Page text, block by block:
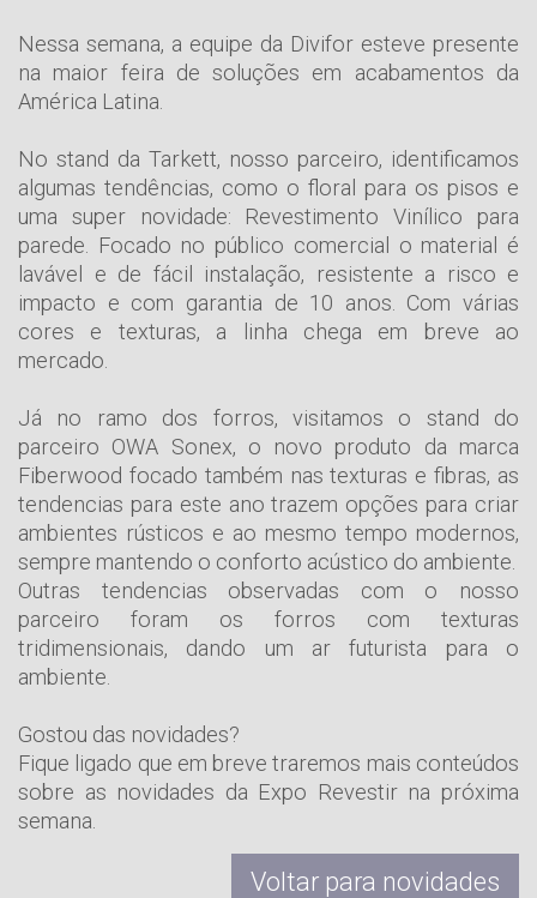
Nessa semana, a equipe da Divifor esteve presente
na maior feira de soluções em acabamentos da
América Latina.
No stand da Tarkett, nosso parceiro, identificamos
algumas tendências, como o floral para os pisos e
uma super novidade: Revestimento Vinílico para
parede. Focado no público comercial o material é
lavável e de fácil instalação, resistente a risco e
impacto e com garantia de 10 anos. Com várias
cores e texturas, a linha chega em breve ao
mercado.
Já no ramo dos forros, visitamos o stand do
parceiro OWA Sonex, o novo produto da marca
Fiberwood focado também nas texturas e fibras, as
tendencias para este ano trazem opções para criar
ambientes rústicos e ao mesmo tempo modernos,
sempre mantendo o conforto acústico do ambiente.
Outras tendencias observadas com o nosso
parceiro foram os forros com texturas
tridimensionais, dando um ar futurista para o
ambiente.
Gostou das novidades?
Fique ligado que em breve traremos mais conteúdos
sobre as novidades da Expo Revestir na próxima
semana.
Voltar para novidades